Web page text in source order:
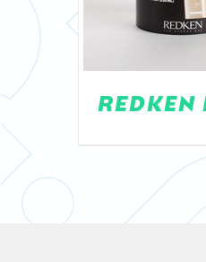
REDKEN